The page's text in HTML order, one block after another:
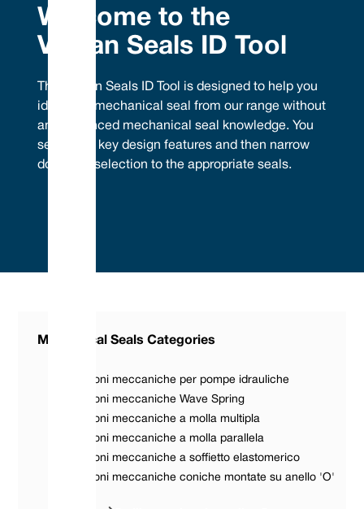
Welcome to the
Vulcan Seals ID Tool
The Vulcan Seals ID Tool is designed to help you
identify a mechanical seal from our range without
any advanced mechanical seal knowledge. You
select the key design features and then narrow
down the selection to the appropriate seals.
Mechanical Seals Categories
Guarnizioni meccaniche per pompe idrauliche
Guarnizioni meccaniche Wave Spring
Guarnizioni meccaniche a molla multipla
Guarnizioni meccaniche a molla parallela
Guarnizioni meccaniche a soffietto elastomerico
Guarnizioni meccaniche coniche montate su anello 'O'